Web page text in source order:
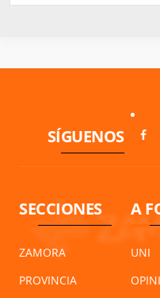
SÍGUENOS
SECCIONES
ZAMORA
PROVINCIA
A
UNI